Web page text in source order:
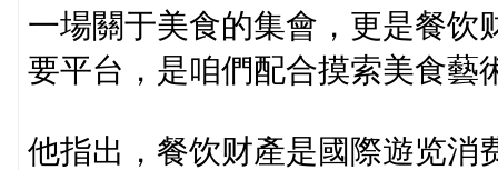
一場關于美食的集會，更是餐饮
要平台，是咱們配合摸索美食藝
他指出，餐饮财產是國際遊览消